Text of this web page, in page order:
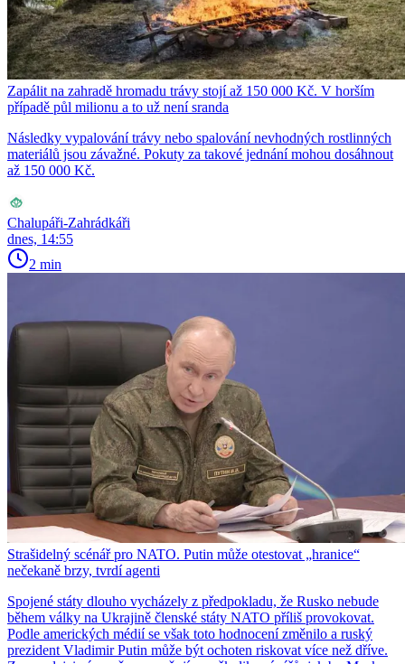
Zapálit na zahradě hromadu trávy stojí až 150 000 Kč. V horším
případě půl milionu a to už není sranda
Následky vypalování trávy nebo spalování nevhodných rostlinných
materiálů jsou závažné. Pokuty za takové jednání mohou dosáhnout
až 150 000 Kč.
Chalupáři-Zahrádkáři
dnes, 14:55
2 min
Strašidelný scénář pro NATO. Putin může otestovat „hranice“
nečekaně brzy, tvrdí agenti
Spojené státy dlouho vycházely z předpokladu, že Rusko nebude
během války na Ukrajině členské státy NATO příliš provokovat.
Podle amerických médií se však toto hodnocení změnilo a ruský
prezident Vladimir Putin může být ochoten riskovat více než dříve.